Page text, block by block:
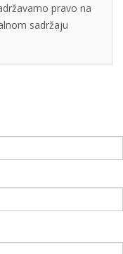
pravo na
sadržaju